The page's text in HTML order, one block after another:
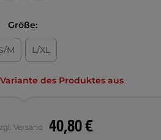
Größe:
M L/XL
des Produktes aus
40,80 €
Versand